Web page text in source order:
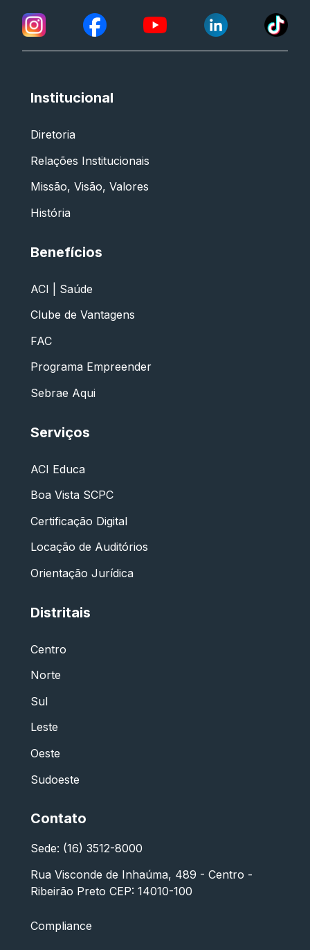
Institucional
Diretoria
Relações Institucionais
Missão, Visão, Valores
História
Benefícios
ACI | Saúde
Clube de Vantagens
FAC
Programa Empreender
Sebrae Aqui
Serviços
ACI Educa
Boa Vista SCPC
Certificação Digital
Locação de Auditórios
Orientação Jurídica
Distritais
Centro
Norte
Sul
Leste
Oeste
Sudoeste
Contato
Sede: (16) 3512-8000
Rua Visconde de Inhaúma, 489 - Centro -
Ribeirão Preto CEP: 14010-100
Compliance